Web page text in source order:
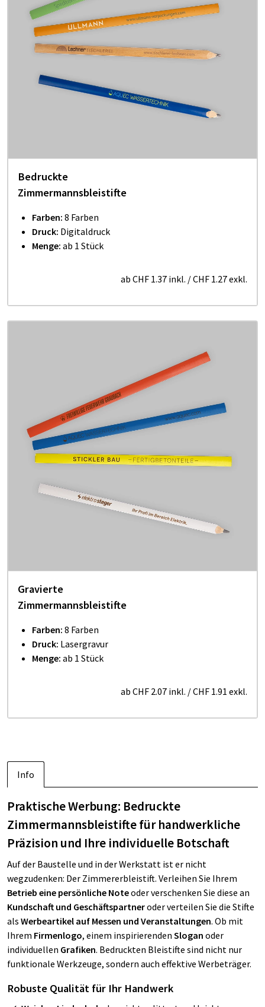
Bedruckte
Zimmermannsbleistifte
Farben: 8 Farben
Druck: Digitaldruck
Menge: ab 1 Stück
ab CHF 1.37 inkl. /CHF 1.27exkl.
Gravierte
Zimmermannsbleistifte
Farben: 8 Farben
Druck: Lasergravur
Menge: ab 1 Stück
ab CHF 2.07 inkl. /CHF 1.91 exkl.
Info
Praktische Werbung: Bedruckte
Zimmermannsbleistifte für handwerkliche
Präzision und Ihre individuelle Botschaft
Auf der Baustelle und in der Werkstatt ist er nicht
wegzudenken: Der Zimmererbleistift. Verleihen Sie Ihrem
Betrieb eine persönliche Noteoder verschenken Sie diese an
Kundschaft und Geschäftspartneroder verteilen Sie die Stifte
als Werbeartikel auf Messen und Veranstaltungen. Ob mit
Ihrem Firmenlogo, einem inspirierenden Slogan oder
individuellen Grafiken. Bedruckten Bleistifte sind nicht nur
funktionale Werkzeuge, sondern auch effektive Werbeträger.
Robuste Qualität für Ihr Handwerk